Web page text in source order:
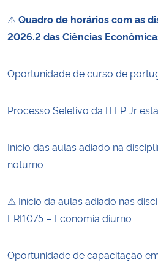
⚠ Quadro de horários com as
2026.2 das Ciências
Oportunidade de curso de
Processo Seletivo da ITEP Jr
Início das aulas adiado na
noturno
⚠ Início da aulas adiado nas
ERI1075 – Economia diurno
Oportunidade de capacitação